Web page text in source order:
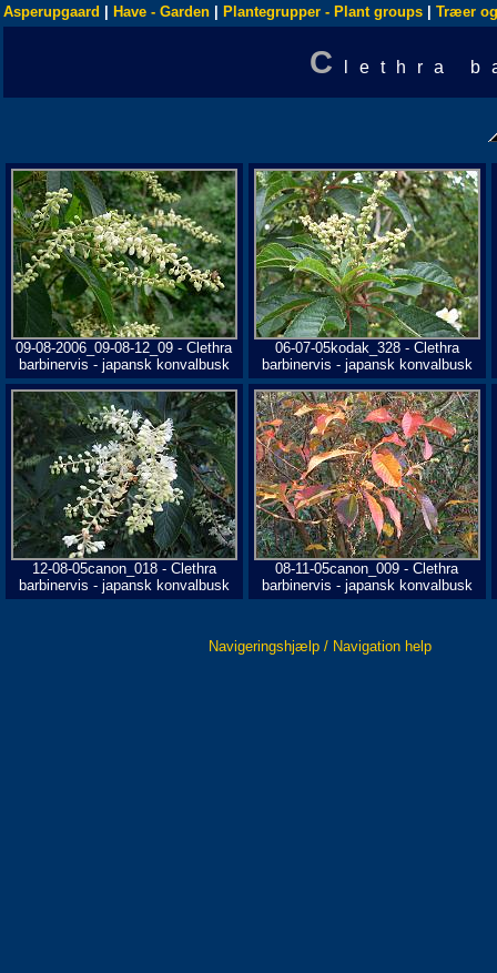
Asperupgaard Have - Garden Plantegrupper - Plant groups Træer
C lethra
09-08-2006_09-08-12_09 - Clethra
barbinervis - japansk konvalbusk
06-07-05kodak_328 - Clethra
barbinervis - japansk konvalbusk
12-08-05canon_018 - Clethra
barbinervis - japansk konvalbusk
08-11-05canon_009 - Clethra
barbinervis - japansk konvalbusk
Navigeringshjælp / Navigation help